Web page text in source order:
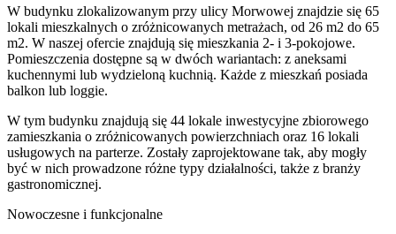
W budynku zlokalizowanym przy ulicy Morwowej znajdzie się 65
lokali mieszkalnych o zróżnicowanych metrażach, od 26 m2 do 65
m2. W naszej ofercie znajdują się mieszkania 2- i 3-pokojowe.
Pomieszczenia dostępne są w dwóch wariantach: z aneksami
kuchennymi lub wydzieloną kuchnią. Każde z mieszkań posiada
balkon lub loggie.
W tym budynku znajdują się 44 lokale inwestycyjne zbiorowego
zamieszkania o zróżnicowanych powierzchniach oraz 16 lokali
usługowych na parterze. Zostały zaprojektowane tak, aby mogły
być w nich prowadzone różne typy działalności, także z branży
gastronomicznej.
Nowoczesne i funkcjonalne